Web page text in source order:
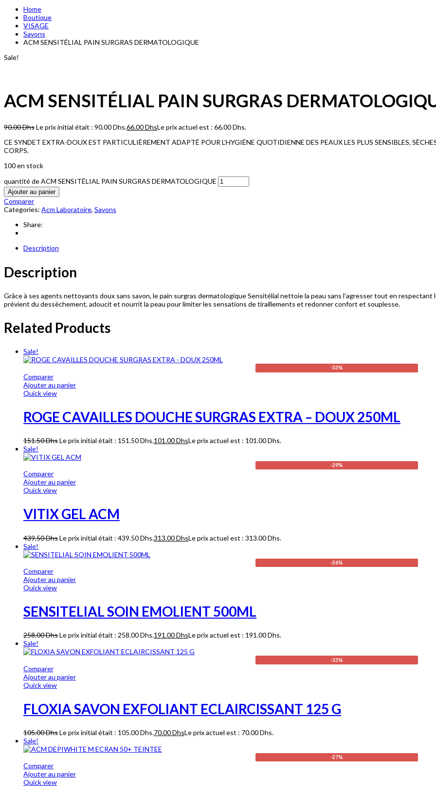
Home
Boutique
VISAGE
Savons
ACM SENSITÉLIAL PAIN SURGRAS DERMATOLOGIQUE
Sale!
ACM SENSITÉLIAL PAIN SURGRAS
90.00DhsLe prix initial était : 90.00 Dhs.66.00DhsLe prix actuel est : 66.00 Dhs.
CE SYNDET EXTRA-DOUX EST PARTICULIÈREMENT ADAPTÉ POUR L’HYGIÈNE QUOTIDIENNE DES PEAUX LES PLUS SENSIBLES,
CORPS.
100 en stock
quantité de ACM SENSITÉLIAL PAIN SURGRAS DERMATOLOGIQUE
Ajouter au panier
Comparer
Categories: Acm Laboratoire, Savons
Share:
Description
Description
Grâce à ses agents nettoyants doux sans savon, le pain surgras dermatologique Sensitélial nettoie la peau sans l’agresser tout en
prévient du dessèchement, adoucit et nourrit la peau pour limiter les sensations de tiraillements et redonner confort et souplesse.
Related Products
Sale!
-33%
Comparer
Ajouter au panier
Quick view
ROGE CAVAILLES DOUCHE SURGRAS EXTRA – DOUX 250ML
151.50DhsLe prix initial était : 151.50 Dhs.101.00DhsLe prix actuel est : 101.00 Dhs.
Sale!
-29%
Comparer
Ajouter au panier
Quick view
VITIX GEL ACM
439.50DhsLe prix initial était : 439.50 Dhs.313.00DhsLe prix actuel est : 313.00 Dhs.
Sale!
-26%
Comparer
Ajouter au panier
Quick view
SENSITELIAL SOIN EMOLIENT 500ML
258.00DhsLe prix initial était : 258.00 Dhs.191.00DhsLe prix actuel est : 191.00 Dhs.
Sale!
-33%
Comparer
Ajouter au panier
Quick view
FLOXIA SAVON EXFOLIANT ECLAIRCISSANT 125 G
105.00DhsLe prix initial était : 105.00 Dhs.70.00DhsLe prix actuel est : 70.00 Dhs.
Sale!
-27%
Comparer
Ajouter au panier
Quick view